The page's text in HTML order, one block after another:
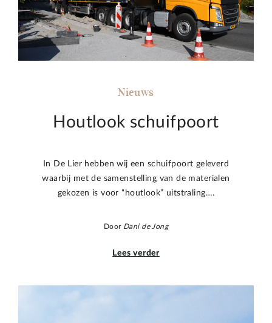
Nieuws
Houtlook schuifpoort
In De Lier hebben wij een schuifpoort geleverd
waarbij met de samenstelling van de materialen
gekozen is voor “houtlook” uitstraling….
Door Dani de Jong
Lees verder